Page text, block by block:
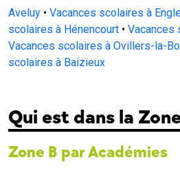
Aveluy • Vacances scolaires à
scolaires à Hénencourt • Vacances
Vacances scolaires à Ovillers-la-
scolaires à Baizieux
Qui est dans la
Zone B par Académies